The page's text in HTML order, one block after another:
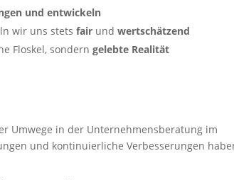
und entwickeln
wir uns stetsfair undwertschätzend
Floskel, sonderngelebte Realität
Umwege in der Unternehmensberatung im
und kontinuierliche Verbesserungen